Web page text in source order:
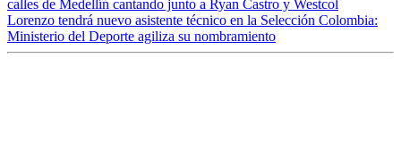
calles de Medellín cantando junto a Ryan Castro y Westcol
Lorenzo tendrá nuevo asistente técnico en la Selección Colombia:
Ministerio del Deporte agiliza su nombramiento